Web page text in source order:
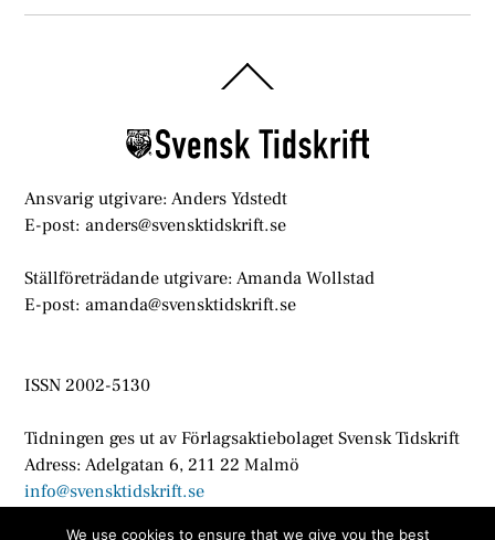
To
Ansvarig utgivare: Anders Ydstedt
E-post: anders@svensktidskrift.se
Ställföreträdande utgivare: Amanda Wollstad
E-post: amanda@svensktidskrift.se
ISSN 2002-5130
Tidningen ges ut av Förlagsaktiebolaget Svensk Tidskrift
Adress: Adelgatan 6, 211 22 Malmö
info@svensktidskrift.se
We use cookies to ensure that we give you the best